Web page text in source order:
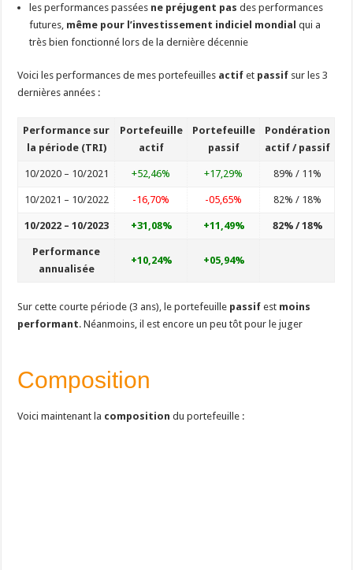
les performances passées ne préjugent pas des performances
futures, même pour l’investissement indiciel mondial qui a
très bien fonctionné lors de la dernière décennie
Voici les performances de mes portefeuilles actif et passif sur les 3
dernières années :
Performance sur
la période (TRI)
Portefeuille
actif
Portefeuille
passif
Pondération
actif / passif
10/2020 – 10/2021 +52,46% +17,29% 89% / 11%
10/2021 – 10/2022 -16,70% -05,65% 82% / 18%
10/2022 – 10/2023 +31,08% +11,49% 82% / 18%
Performance
annualisée
+10,24% +05,94%
Sur cette courte période (3 ans), le portefeuille passif est moins
performant. Néanmoins, il est encore un peu tôt pour le juger
Composition
Voici maintenant la composition du portefeuille :